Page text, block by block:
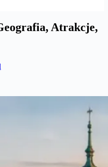
Atrakcje,